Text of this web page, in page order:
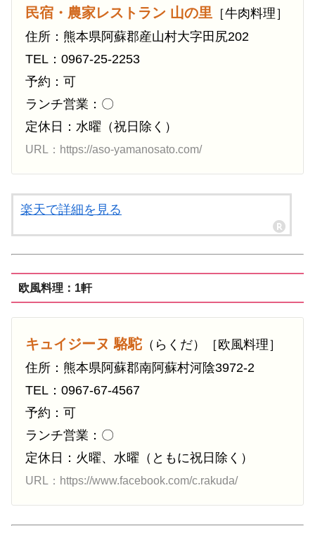
民宿・農家レストラン 山の里 ［牛肉料理］
住所：熊本県阿蘇郡産山村大字田尻202
TEL：0967-25-2253
予約：可
ランチ営業：〇
定休日：水曜（祝日除く）
URL：https://aso-yamanosato.com/
楽天で詳細を見る
欧風料理：1軒
キュイジーヌ 駱駝 （らくだ）［欧風料理］
住所：熊本県阿蘇郡南阿蘇村河陰3972-2
TEL：0967-67-4567
予約：可
ランチ営業：〇
定休日：火曜、水曜（ともに祝日除く）
URL：https://www.facebook.com/c.rakuda/